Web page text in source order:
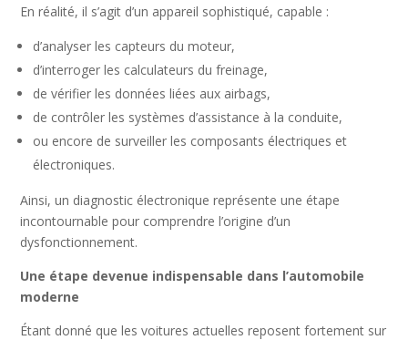
En réalité, il s’agit d’un appareil sophistiqué, capable :
d’analyser les capteurs du moteur,
d’interroger les calculateurs du freinage,
de vérifier les données liées aux airbags,
de contrôler les systèmes d’assistance à la conduite,
ou encore de surveiller les composants électriques et
électroniques.
Ainsi, un diagnostic électronique représente une étape
incontournable pour comprendre l’origine d’un
dysfonctionnement.
Une étape devenue indispensable dans l’automobile
moderne
Étant donné que les voitures actuelles reposent fortement sur